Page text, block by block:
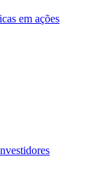
em ações